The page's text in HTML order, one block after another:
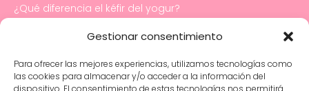
Gestionar consentimiento
Para ofrecer las mejores experiencias, utilizamos tecnologías como
las cookies para almacenar y/o acceder a la información del
dispositivo. El consentimiento de estas tecnologías nos permitirá
¿Qué diferencia el kéfir del yogur?
Salud digestiva e intestinal infantil: cuidados
y consejos esenciales